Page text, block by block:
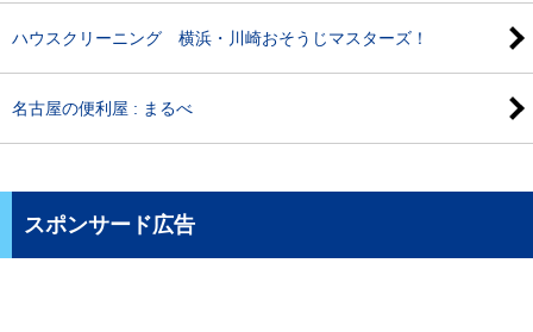
ハウスクリーニング 横浜・川崎おそうじマスターズ！
名古屋の便利屋 : まるべ
スポンサード広告